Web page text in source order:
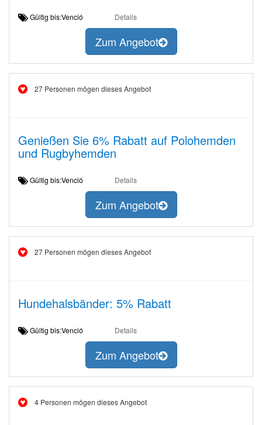
Gültig bis:Venció Details
Zum Angebot
27 Personen mögen dieses Angebot
Genießen Sie 6% Rabatt auf Polohemden
und Rugbyhemden
Gültig bis:Venció Details
Zum Angebot
27 Personen mögen dieses Angebot
Hundehalsbänder: 5% Rabatt
Gültig bis:Venció Details
Zum Angebot
4 Personen mögen dieses Angebot